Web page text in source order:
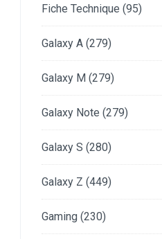
Fiche Technique (95)
Galaxy A (279)
Galaxy M (279)
Galaxy Note (279)
Galaxy S (280)
Galaxy Z (449)
Gaming (230)